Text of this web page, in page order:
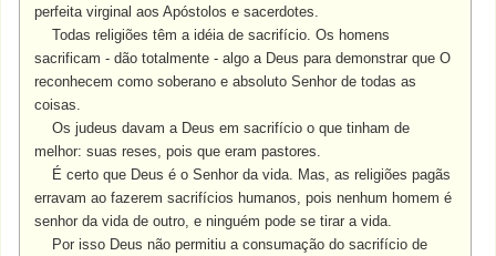
perfeita virginal aos Apóstolos e sacerdotes.
Todas religiões têm a idéia de sacrifício. Os homens
sacrificam - dão totalmente - algo a Deus para demonstrar que O
reconhecem como soberano e absoluto Senhor de todas as
coisas.
Os judeus davam a Deus em sacrifício o que tinham de
melhor: suas reses, pois que eram pastores.
É certo que Deus é o Senhor da vida. Mas, as religiões pagãs
erravam ao fazerem sacrifícios humanos, pois nenhum homem é
senhor da vida de outro, e ninguém pode se tirar a vida.
Por isso Deus não permitiu a consumação do sacrifício de